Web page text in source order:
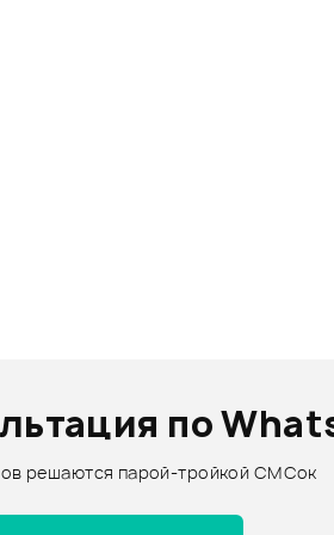
по
решаются парой-тройкой СМСок